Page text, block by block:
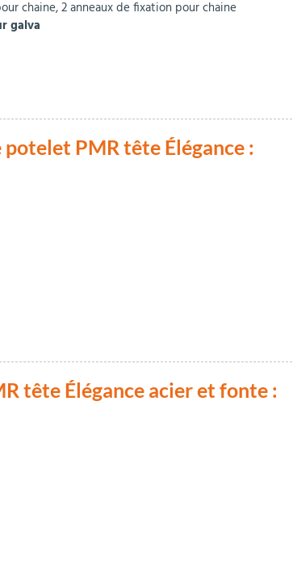
chaine, 2 anneaux de fixation pour chaine
galva
PMR tête Élégance :
tête Élégance acier et fonte :